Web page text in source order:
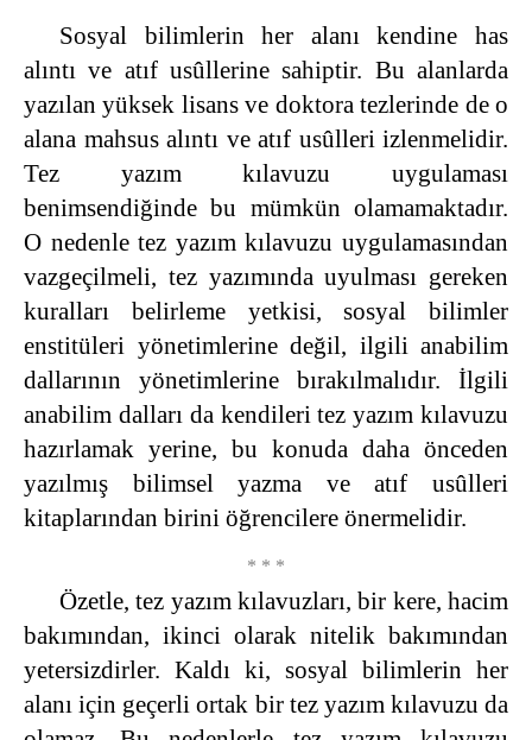
Sosyal bilimlerin her alanı kendine has
alıntı ve atıf usûllerine sahiptir. Bu alanlarda
yazılan yüksek lisans ve doktora tezlerinde de o
alana mahsus alıntı ve atıf usûlleri izlenmelidir.
Tez yazım kılavuzu uygulaması
benimsendiğinde bu mümkün olamamaktadır.
O nedenle tez yazım kılavuzu uygulamasından
vazgeçilmeli, tez yazımında uyulması gereken
kuralları belirleme yetkisi, sosyal bilimler
enstitüleri yönetimlerine değil, ilgili anabilim
dallarının yönetimlerine bırakılmalıdır. İlgili
anabilim dalları da kendileri tez yazım kılavuzu
hazırlamak yerine, bu konuda daha önceden
yazılmış bilimsel yazma ve atıf usûlleri
kitaplarından birini öğrencilere önermelidir.
* * *
Özetle, tez yazım kılavuzları, bir kere, hacim
bakımından, ikinci olarak nitelik bakımından
yetersizdirler. Kaldı ki, sosyal bilimlerin her
alanı için geçerli ortak bir tez yazım kılavuzu da